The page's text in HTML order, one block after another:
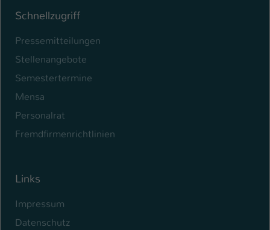
Schnellzugriff
Pressemitteilungen
Stellenangebote
Semestertermine
Mensa
Personalrat
Fremdfirmenrichtlinien
Links
Impressum
Datenschutz